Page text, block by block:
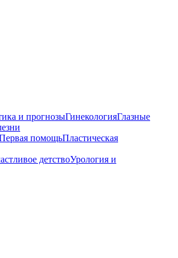
и прогнозыГинекологияГлазные
помощьПластическая
детствоУрология и